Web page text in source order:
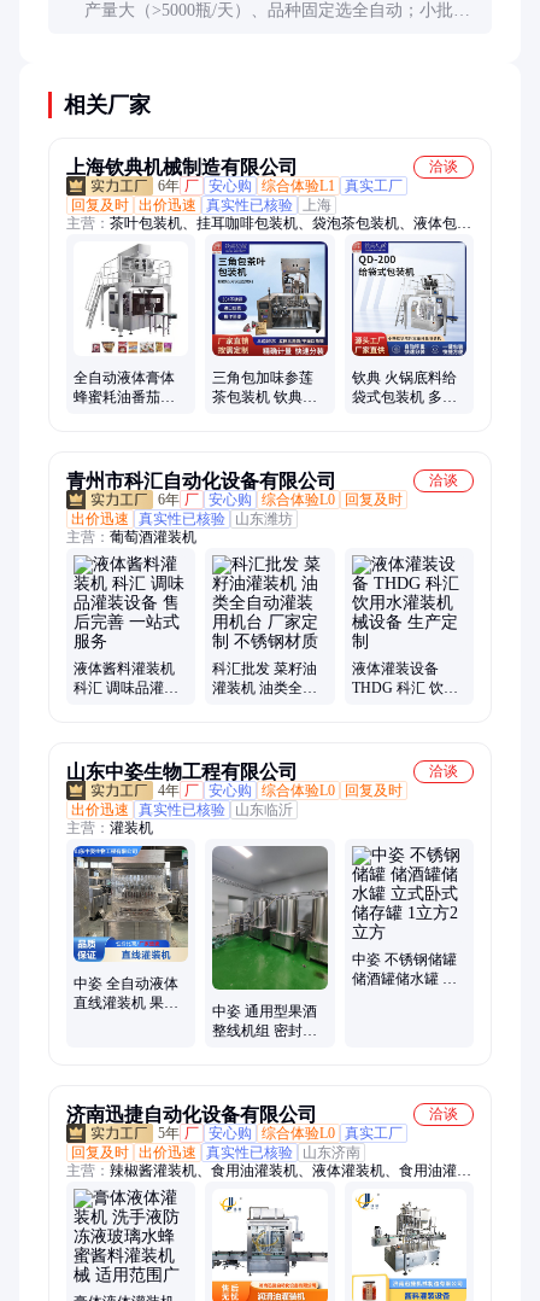
产量大（>5000瓶/天）、品种固定选全自动；小批
相关厂家
上海钦典机械制造有限公司
洽谈
6年 厂 安心购 综合体验L1 真实工厂
回复及时 出价迅速 真实性已核验
上海
主营： 茶叶包装机、挂耳咖啡包装机、袋泡茶包装机、液体包装
机、酱料包装机、八宝茶包装机、粉末包装机、粉剂包装机、圆
角包装机、枕式包装机、三维包装机、化妆品包装机、果酱包装
机、枸杞包装机、花茶包装机、调味品包装机、透明膜包装机、
五金配件包装机、日用品包装机、益生菌包装机、冰袋包装机、
电子秤称重包装机、给袋式包装机、五谷杂粮包装机
全自动液体膏体
蜂蜜耗油番茄酱
三角包加味参莲
茶包装机 钦典供
钦典 火锅底料给
袋式包装机 多功
青州市科汇自动化设备有限公司
洽谈
6年 厂 安心购 综合体验L0
回复及时
出价迅速
真实性已核验
山东潍坊
主营： 葡萄酒灌装机
液体酱料灌装机
科汇 调味品灌装
科汇批发 菜籽油
灌装机 油类全自
液体灌装设备
THDG 科汇 饮用
山东中姿生物工程有限公司
洽谈
4年 厂 安心购 综合体验L0
回复及时
出价迅速
真实性已核验
山东临沂
主营： 灌装机
中姿 全自动液体
直线灌装机 果汁
中姿 通用型果酒
整线机组 密封性
中姿 不锈钢储罐
储酒罐储水罐 立
济南迅捷自动化设备有限公司
洽谈
5年 厂 安心购 综合体验L0 真实工厂
回复及时 出价迅速 真实性已核验
山东济南
主营： 辣椒酱灌装机、食用油灌装机、液体灌装机、食用油灌装
线、酱料灌装线、真空旋盖机